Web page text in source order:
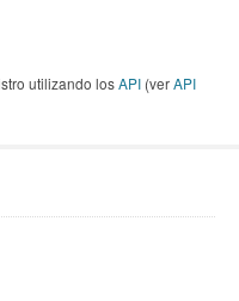
utilizando losAPI (verAPI